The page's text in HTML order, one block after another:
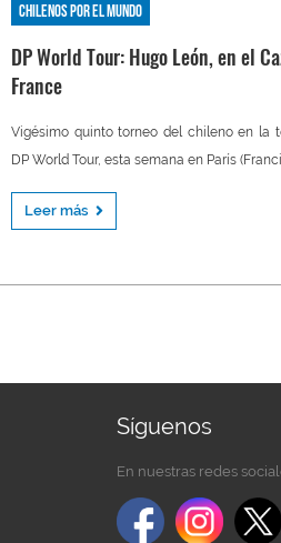
Chilenos por el mundo
DP World Tour: Hugo León, en el
France
Vigésimo quinto torneo del chileno en la
DP World Tour, esta semana en París
Leer más
Síguenos
En nuestras redes